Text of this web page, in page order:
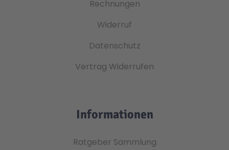
Rechnungen
Widerruf
Datenschutz
Vertrag Widerrufen
Informationen
Ratgeber Sammlung